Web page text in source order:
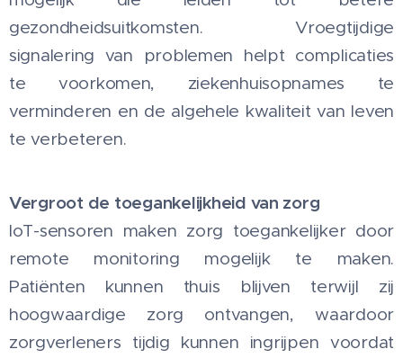
gezondheidsuitkomsten. Vroegtijdige
signalering van problemen helpt complicaties
te voorkomen, ziekenhuisopnames te
verminderen en de algehele kwaliteit van leven
te verbeteren.
Vergroot de toegankelijkheid van zorg
IoT-sensoren maken zorg toegankelijker door
remote monitoring mogelijk te maken.
Patiënten kunnen thuis blijven terwijl zij
hoogwaardige zorg ontvangen, waardoor
zorgverleners tijdig kunnen ingrijpen voordat